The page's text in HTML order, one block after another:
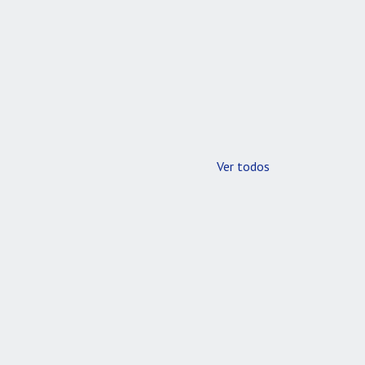
Ver todos